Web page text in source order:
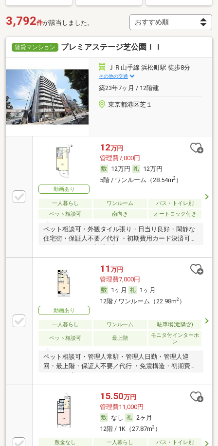
3,792件が該当しました。
賃貸マンション プレミアステージ芝公園ＩＩ
ＪＲ山手線 浜松町駅 徒歩8分
その他の交通
築23年7ヶ月 / 12階建
東京都港区芝１
動画あり
12万円
管理費7,000円
12万円
12万円
5階 / ワンルーム（28.54m2）
一人暮らし ワンルーム
バス・トイレ別
ペット相談可
南向き オートロック付き
ペット相談可・外観タイル張り・日当り良好・閑静な
住宅街・保証人不要／代行 ・初期費用カード決済可・
ドコモのあんしん賃貸保証
動画あり
11 万円
管理費7,000円
1ヶ月
1ヶ月
12階 / ワンルーム（22.98m2）
一人暮らし ワンルーム 駐車場(近隣含)
ペット相談可 最上階
モニタ付インターホ
ン
ペット相談可・管理人常駐・管理人日勤・管理人巡
回・最上階・保証人不要／代行 ・免震構造・初期費用
カード決済可
15.50万円
管理費11,000円
なし
2ヶ月
12階 / 1K（27.87m2）
敷金なし 一人暮らし バス・トイレ別